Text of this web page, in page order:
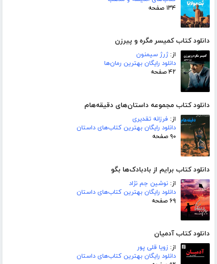
۱۳۴ صفحه
دانلود کتاب کمیسر مگره و پیرزن
از:ژرژ سیمنون
دانلود رایگان بهترین رمان‌ها
۴۲ صفحه
دانلود کتاب مجموعه داستان‌های دقیقه‌هام
از: فرزانه تقدیری
دانلود رایگان بهترین کتاب‌های داستان
۹۰ صفحه
دانلود کتاب برایم از بادبادک‌ها بگو
از: نوشین جم نژاد
دانلود رایگان بهترین کتاب‌های داستان
۶۹ صفحه
دانلود کتاب آدمیان
از: زویا قلی پور
دانلود رایگان بهترین کتاب‌های داستان